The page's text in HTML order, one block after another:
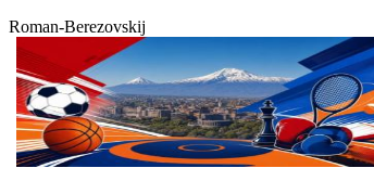
Roman-Berezovskij